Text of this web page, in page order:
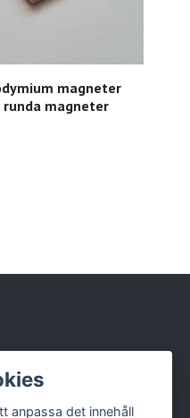
magneter
runda magneter
anpassa det innehåll